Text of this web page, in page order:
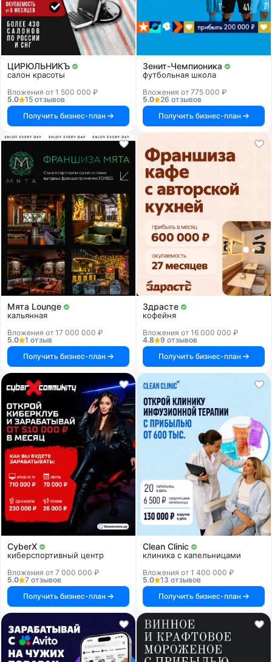
ЦИРЮЛЬНИКЪ
салон красоты
Вложения от 1 500 000 ₽
5.0
15 отзывов
Получить бизнес-план
Зенит-Чемпионика
футбольная школа
Вложения от 775 000 ₽
5.0
26 отзывов
Получить бизнес-план
Мята Lounge
кальянная
Вложения от 17 000 000 ₽
5.0
1 отзыв
Получить бизнес-план
Здрасте
кофейня
Вложения от 16 000 000 ₽
4.8
9 отзывов
Получить бизнес-план
CyberX
киберспортивный центр
Вложения от 7 000 000 ₽
5.0
7 отзывов
Получить бизнес-план
Clean Clinic
клиника с капельницами
Вложения от 1 400 000 ₽
5.0
13 отзывов
Получить бизнес-план